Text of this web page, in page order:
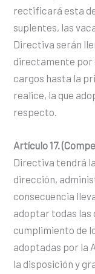
rectificará esta
suplentes, las
Directiva serán
directamente por
cargos hasta la
realice, la que
respecto.
Artículo 17.
Directiva tendrá
dirección,
consecuencia
adoptar todas las
cumplimiento de
adoptadas por la
la disposición y